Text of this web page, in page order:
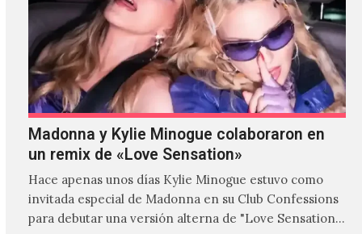
Madonna y Kylie Minogue colaboraron en
un remix de «Love Sensation»
Hace apenas unos días Kylie Minogue estuvo como
invitada especial de Madonna en su Club Confessions
para debutar una versión alterna de "Love Sensation",